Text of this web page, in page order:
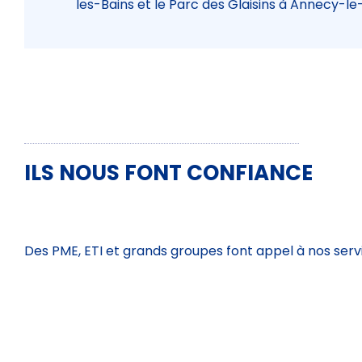
les-Bains et le Parc des Glaisins à Annecy-
ILS NOUS FONT CONFIANCE
Des PME, ETI et grands groupes font appel à nos